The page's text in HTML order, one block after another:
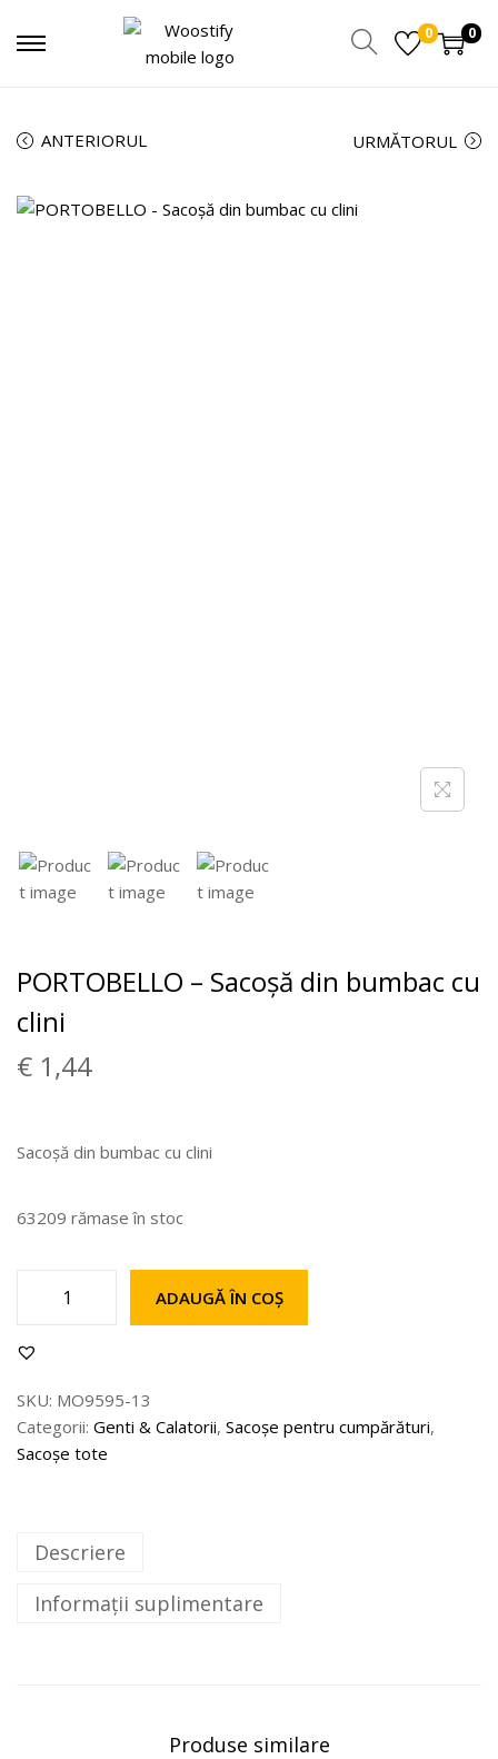
0 0
ANTERIORUL URMĂTORUL
PORTOBELLO – Sacoșă din bumbac cu
clini
€ 1,44
Sacoșă din bumbac cu clini
63209 rămase în stoc
ADAUGĂ ÎN COȘ
SKU: MO9595-13
Categorii: Genti & Calatorii, Sacoșe pentru cumpărături,
Sacoșe tote
Descriere
Informații suplimentare
Produse similare